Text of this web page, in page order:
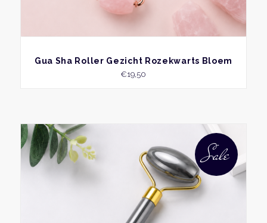
BEKIJK
Gua Sha Roller Gezicht Rozekwarts Bloem
€19,50
Sale